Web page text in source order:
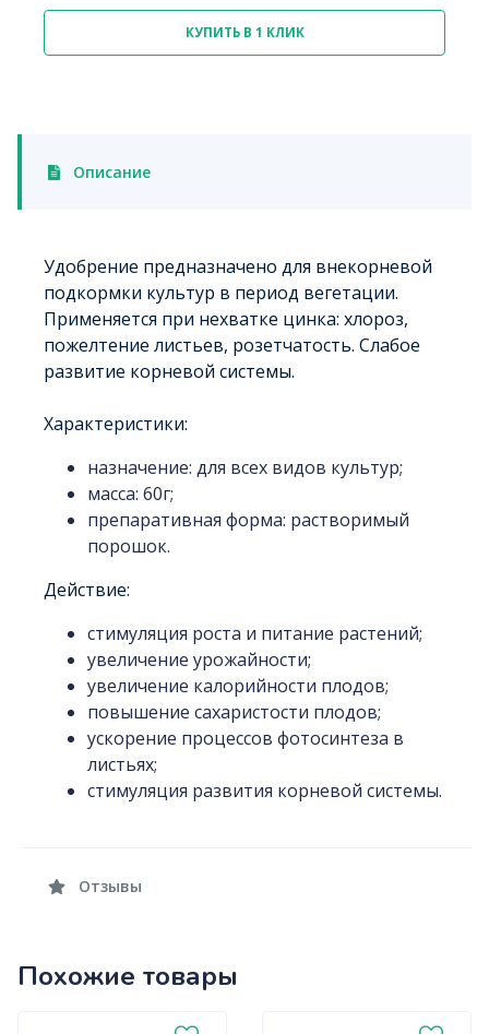
КУПИТЬ В 1 КЛИК
Описание
Удобрение предназначено для внекорневой
подкормки культур в период вегетации.
Применяется при нехватке цинка: хлороз,
пожелтение листьев, розетчатость. Слабое
развитие корневой системы.
Характеристики:
назначение: для всех видов культур;
масса: 60г;
препаративная форма: растворимый
порошок.
Действие:
стимуляция роста и питание растений;
увеличение урожайности;
увеличение калорийности плодов;
повышение сахаристости плодов;
ускорение процессов фотосинтеза в
листьях;
стимуляция развития корневой системы.
Отзывы
Похожие товары